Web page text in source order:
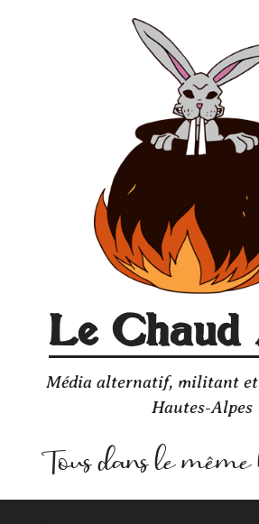
Le Chaud
Média alternatif, militant
Hautes-Alpes